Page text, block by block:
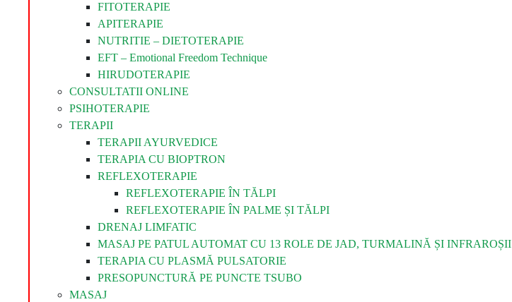
FITOTERAPIE
APITERAPIE
NUTRITIE – DIETOTERAPIE
EFT – Emotional Freedom Technique
HIRUDOTERAPIE
CONSULTATII ONLINE
PSIHOTERAPIE
TERAPII
TERAPII AYURVEDICE
TERAPIA CU BIOPTRON
REFLEXOTERAPIE
REFLEXOTERAPIE ÎN TĂLPI
REFLEXOTERAPIE ÎN PALME ȘI TĂLPI
DRENAJ LIMFATIC
MASAJ PE PATUL AUTOMAT CU 13 ROLE DE JAD, TURMALINĂ ȘI INFRAROȘII
TERAPIA CU PLASMĂ PULSATORIE
PRESOPUNCTURĂ PE PUNCTE TSUBO
MASAJ